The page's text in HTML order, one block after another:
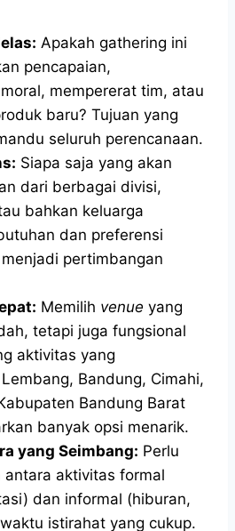
Apakah gathering ini
pencapaian,
mempererat tim, atau
baru? Tujuan yang
seluruh perencanaan.
Siapa saja yang akan
dari berbagai divisi,
bahkan keluarga
dan preferensi
pertimbangan
Memilih venue yang
tetapi juga fungsional
aktivitas yang
Bandung, Cimahi,
Bandung Barat
banyak opsi menarik.
yang Seimbang: Perlu
antara aktivitas formal
dan informal (hiburan,
istirahat yang cukup.